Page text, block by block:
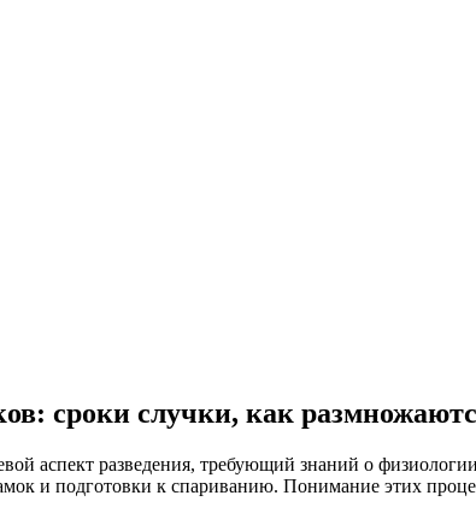
сроки случки, как
аспект разведения, требующий знаний о
и подготовки к спариванию. Понимание этих